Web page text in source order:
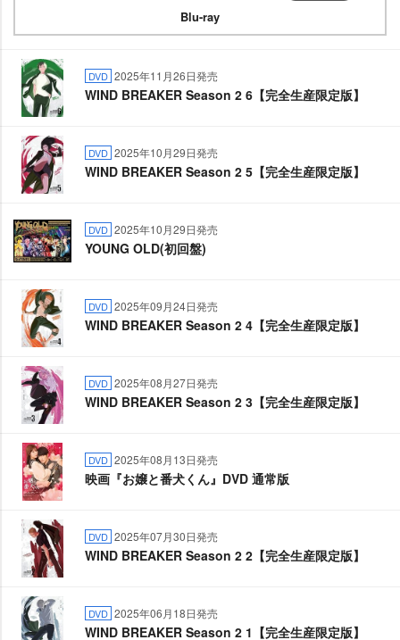
Blu-ray
DVD 2025年11月26日発売
WIND BREAKER Season 2 6【完全生産限定版】
DVD 2025年10月29日発売
WIND BREAKER Season 2 5【完全生産限定版】
DVD 2025年10月29日発売
YOUNG OLD(初回盤)
DVD 2025年09月24日発売
WIND BREAKER Season 2 4【完全生産限定版】
DVD 2025年08月27日発売
WIND BREAKER Season 2 3【完全生産限定版】
DVD 2025年08月13日発売
映画『お嬢と番犬くん』DVD 通常版
DVD 2025年07月30日発売
WIND BREAKER Season 2 2【完全生産限定版】
DVD 2025年06月18日発売
WIND BREAKER Season 2 1【完全生産限定版】